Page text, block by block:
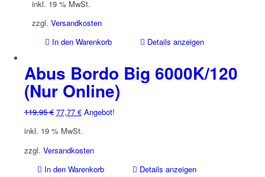
inkl. 19 % MwSt.
zzgl. Versandkosten
In den Warenkorb
Details anzeigen
Abus Bordo Big 6000K/120
(Nur Online)
119,95€ Ursprünglicher
war:
119,95 €
77,77 €Aktueller
ist:
77,77 €.
Angebot!
inkl. 19 % MwSt.
zzgl. Versandkosten
In den Warenkorb
Details anzeigen